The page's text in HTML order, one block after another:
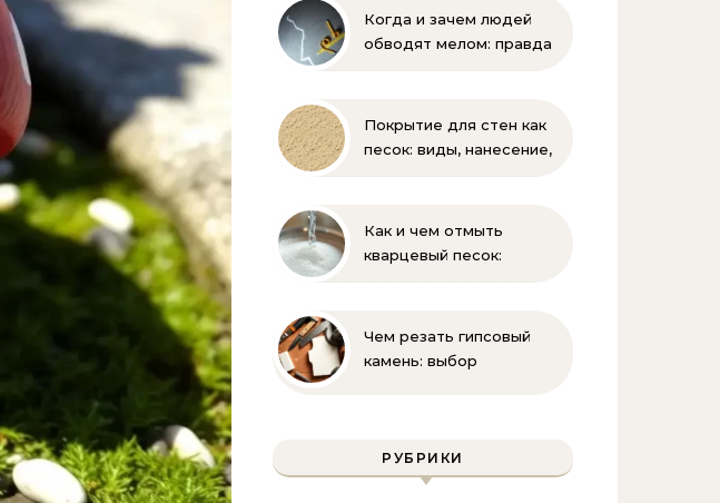
Когда и зачем людей
обводят мелом: правда
Покрытие для стен как
песок: виды, нанесение,
Как и чем отмыть
кварцевый песок:
Чем резать гипсовый
камень: выбор
РУБРИКИ